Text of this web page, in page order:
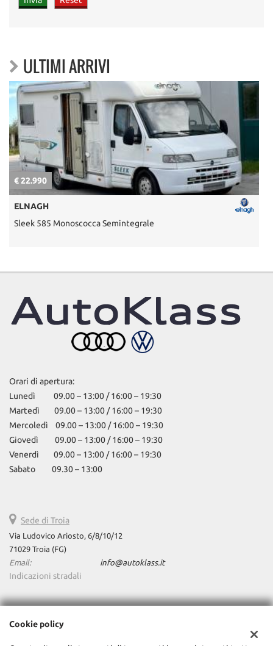
ULTIMI ARRIVI
€ 22.990
ELNAGH
Sleek 585 Monoscocca Semintegrale
Orari di apertura:
Lunedì 09.00 – 13:00 / 16:00 – 19:30
Martedì 09.00 – 13:00 / 16:00 – 19:30
Mercoledì 09.00 – 13:00 / 16:00 – 19:30
Giovedì 09.00 – 13:00 / 16:00 – 19:30
Venerdì 09.00 – 13:00 / 16:00 – 19:30
Sabato 09.30 – 13:00
Sede di Troia
Via Ludovico Ariosto, 6/8/10/12
71029 Troia (FG)
Email:
info@autoklass.it
Indicazioni stradali
Dati fiscali:
Cookie policy